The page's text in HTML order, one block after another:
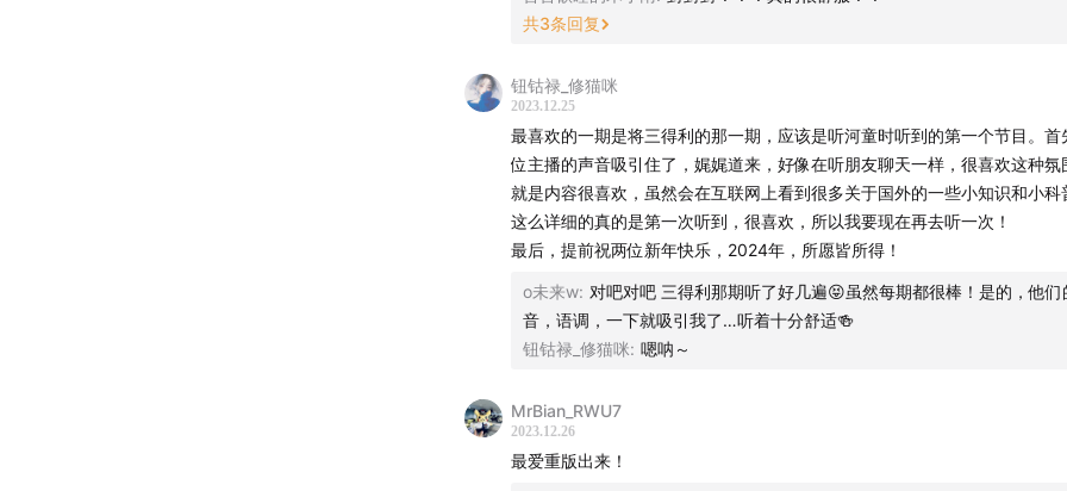
《昨日的美食第二季》，豆瓣评分 9.3
《0.5的男人》，豆瓣评分 8.5
《没有季节的城市》，豆瓣评分 7.9
推荐读物清单
《从咖啡到珈琲 : 日本咖啡文化史》，豆瓣评分 8.0
《我还能看到多少次满月升起》，豆瓣评分 9.2
D&DEPARTMENT 创始人长冈贤明的 newsletter
《迷宫饭》，豆瓣评分 9.3-9.6
共3条回复
钮钴禄_修猫咪
2023.12.25
最喜欢的一期是将三得利的那一期，应该是听河童时听到的第一个节目。首
位主播的声音吸引住了，娓娓道来，好像在听朋友聊天一样，很喜欢这种氛
就是内容很喜欢，虽然会在互联网上看到很多关于国外的一些小知识和小科
这么详细的真的是第一次听到，很喜欢，所以我要现在再去听一次！
最后，提前祝两位新年快乐，2024年，所愿皆所得！
o未来w: 对吧对吧 三得利那期听了好几遍😝虽然每期都很棒！是的，他们
音，语调，一下就吸引我了…听着十分舒适🍻
钮钴禄_修猫咪: 嗯呐～
MrBian_RWU7
2023.12.26
最爱重版出来！